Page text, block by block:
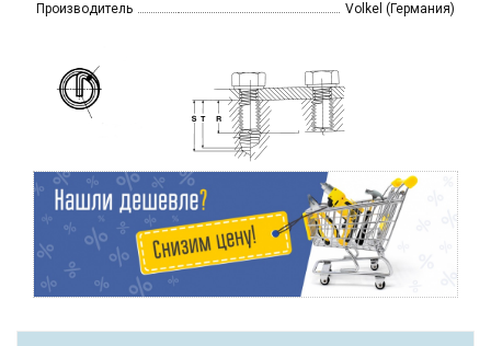
Производитель
Volkel (Германия)